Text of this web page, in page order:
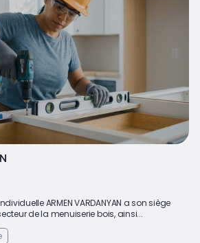
ARMEN VARDANYAN a son siège
de la menuiserie bois, ainsi...